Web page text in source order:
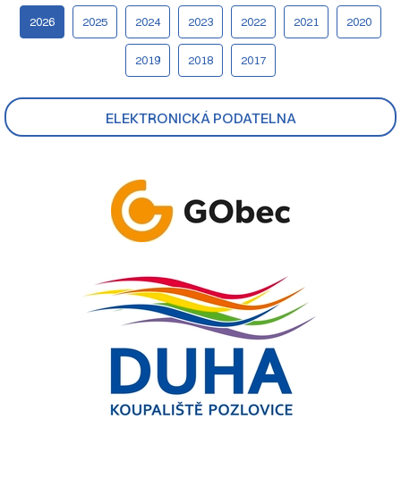
ELEKTRONICKÁ PODATELNA
2026 2025 2024 2023 2022 2021 2020
2019 2018 2017